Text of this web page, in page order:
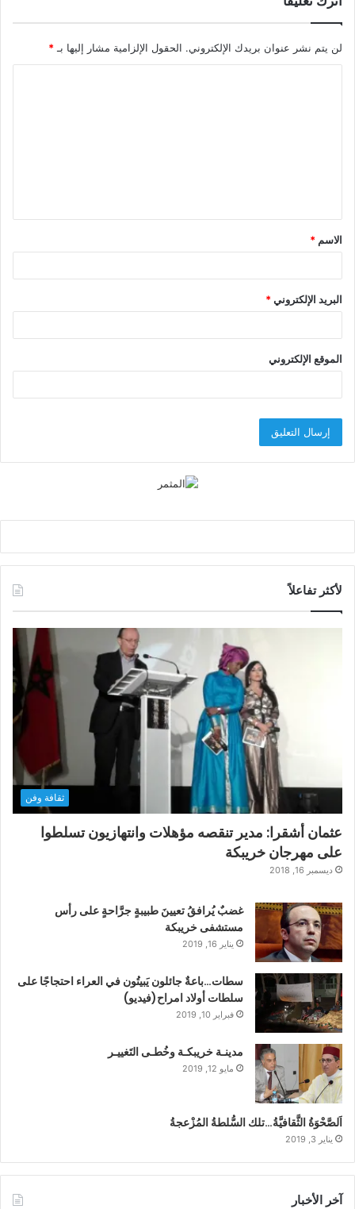
لن يتم نشر عنوان بريدك الإلكتروني. الحقول الإلزامية مشار إليها بـ *
ق
*
الاسم *
البريد الإلكتروني*
الموقع الإلكتروني
لأكثر تفاعلاً
ثقافة وفن
عثمان أشقرا: مدير تنقصه مؤهلات وانتهازيون تسلطوا
على مهرجان خريبكة
ديسمبر 16, 2018
غضبٌ يُرافقُ تعيينَ طبيبةٍ جرَّاحةٍ على رأس
مستشفى خريبكة
يناير 16, 2019
سطات…باعةٌ جائلون يَبيتُون في العراء احتجاجًا على
سلطات أولاد امراح(فيديو)
فبراير 10, 2019
مدينـة خريبكـة وخُطـى التَغييـر
مايو 12, 2019
اَلصَّحْوَةُ الثَّقافيَّةُ…تلك السُّلطةُ المُزْعجةُ
يناير 3, 2019
آخر الأخبار